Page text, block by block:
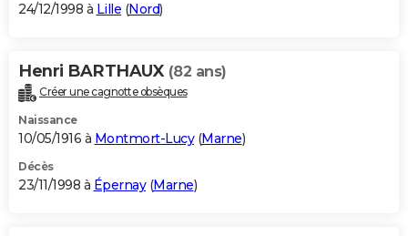
24/12/1998 à Lille (Nord)
Henri BARTHAUX (82 ans)
Créer une cagnotte obsèques
Naissance
10/05/1916 à Montmort-Lucy(Marne)
Décès
23/11/1998 à Épernay(Marne)